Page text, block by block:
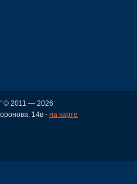
© 2011 — 2026
14в - на карте